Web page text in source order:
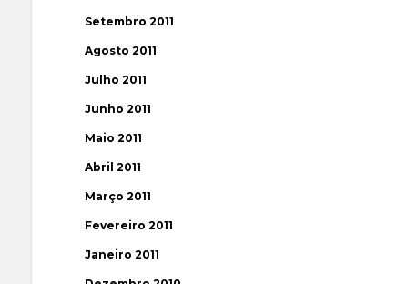
Setembro 2011
Agosto 2011
Julho 2011
Junho 2011
Maio 2011
Abril 2011
Março 2011
Fevereiro 2011
Janeiro 2011